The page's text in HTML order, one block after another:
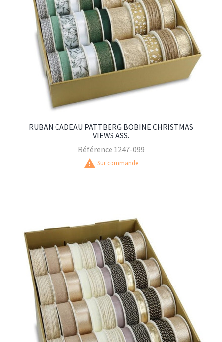
RUBAN CADEAU PATTBERG BOBINE CHRISTMAS
VIEWS ASS.
Référence 1247-099
warning Sur commande